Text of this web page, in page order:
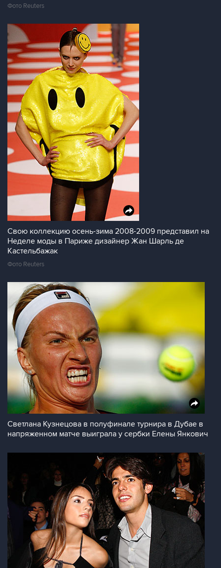
Фото Reuters
Свою коллекцию осень-зима 2008-2009 представил на
Неделе моды в Париже дизайнер Жан Шарль де
Кастельбажак
Фото Reuters
Светлана Кузнецова в полуфинале турнира в Дубае в
напряженном матче выиграла у сербки Елены Янкович